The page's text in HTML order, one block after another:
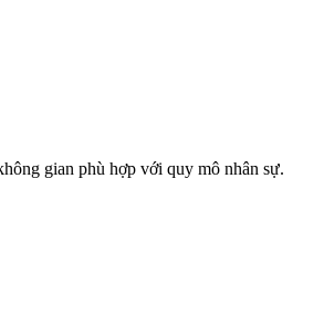
gian phù hợp với quy mô nhân sự.